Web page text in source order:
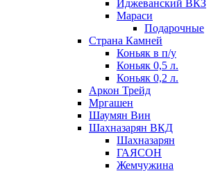
Иджеванский ВКЗ
Мараси
Подарочные
Страна Камней
Коньяк в п/у
Коньяк 0,5 л.
Коньяк 0,2 л.
Аркон Трейд
Мргашен
Шаумян Вин
Шахназарян ВКД
Шахназарян
ГАЯСОН
Жемчужина